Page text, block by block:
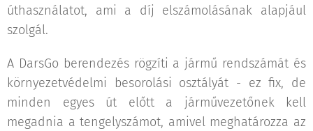
úthasználatot, ami a díj elszámolásának alapjául
szolgál.
A DarsGo berendezés rögzíti a jármű rendszámát és
környezetvédelmi besorolási osztályát - ez fix, de
minden egyes út előtt a járművezetőnek kell
megadnia a tengelyszámot, amivel meghatározza az